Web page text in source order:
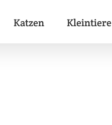
Katzen Kleintiere